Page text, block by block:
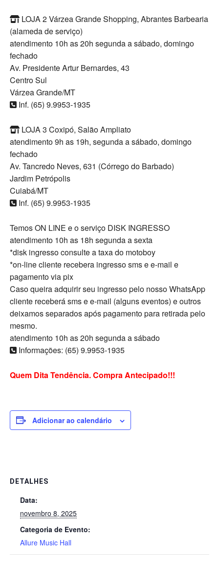
LOJA 2 Várzea Grande Shopping, Abrantes Barbearia
(alameda de serviço)
atendimento 10h as 20h segunda a sábado, domingo
fechado
Av. Presidente Artur Bernardes, 43
Centro Sul
Várzea Grande/MT
Inf. (65) 9.9953-1935
LOJA 3 Coxipó, Salão Ampliato
atendimento 9h as 19h, segunda a sábado, domingo
fechado
Av. Tancredo Neves, 631 (Córrego do Barbado)
Jardim Petrópolis
Cuiabá/MT
Inf. (65) 9.9953-1935
Temos ON LINE e o serviço DISK INGRESSO
atendimento 10h as 18h segunda a sexta
*disk ingresso consulte a taxa do motoboy
*on-line cliente recebera ingresso sms e e-mail e
pagamento via pix
Caso queira adquirir seu ingresso pelo nosso WhatsApp
cliente receberá sms e e-mail (alguns eventos) e outros
deixamos separados após pagamento para retirada pelo
mesmo.
atendimento 10h as 20h segunda a sábado
Informações: (65) 9.9953-1935
Quem Dita Tendência. Compra Antecipado!!!
Adicionar ao calendário
DETALHES
Data:
novembro 8, 2025
Categoria de Evento:
Allure Music Hall